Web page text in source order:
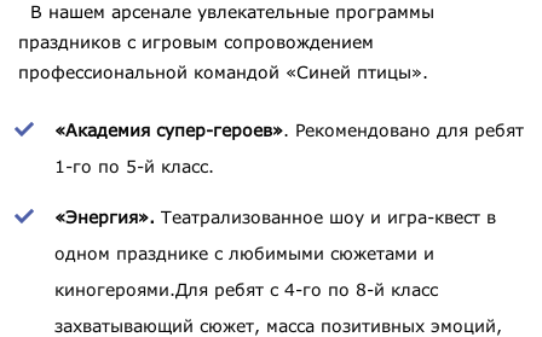
В нашем арсенале увлекательные программы
праздников с игровым сопровождением
профессиональной командой «Синей птицы».
«Академия супер-героев». Рекомендовано для ребят
1-го по 5-й класс.
«Энергия». Театрализованное шоу и игра-квест в
одном празднике с любимыми сюжетами и
киногероями.Для ребят с 4-го по 8-й класс
захватывающий сюжет, масса позитивных эмоций,